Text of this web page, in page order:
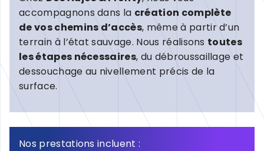
accompagnons dans la création complète
de vos chemins d’accès, même à partir d’un
terrain à l’état sauvage. Nous réalisons toutes
les étapes nécessaires, du débroussaillage et
dessouchage au nivellement précis de la
surface.
Nos prestations incluent :